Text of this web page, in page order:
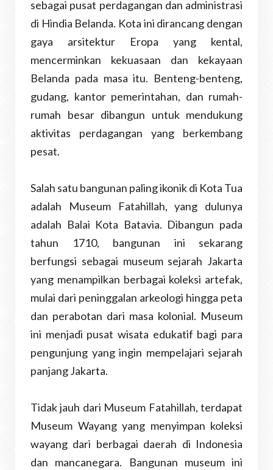
sebagai pusat perdagangan dan administrasi
di Hindia Belanda. Kota ini dirancang dengan
gaya arsitektur Eropa yang kental,
mencerminkan kekuasaan dan kekayaan
Belanda pada masa itu. Benteng-benteng,
gudang, kantor pemerintahan, dan rumah-
rumah besar dibangun untuk mendukung
aktivitas perdagangan yang berkembang
pesat.
Salah satu bangunan paling ikonik di Kota Tua
adalah Museum Fatahillah, yang dulunya
adalah Balai Kota Batavia. Dibangun pada
tahun 1710, bangunan ini sekarang
berfungsi sebagai museum sejarah Jakarta
yang menampilkan berbagai koleksi artefak,
mulai dari peninggalan arkeologi hingga peta
dan perabotan dari masa kolonial. Museum
ini menjadi pusat wisata edukatif bagi para
pengunjung yang ingin mempelajari sejarah
panjang Jakarta.
Tidak jauh dari Museum Fatahillah, terdapat
Museum Wayang yang menyimpan koleksi
wayang dari berbagai daerah di Indonesia
dan mancanegara. Bangunan museum ini